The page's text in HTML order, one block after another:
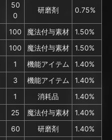
50
0
研磨剤 0.75%
100 魔法付与素材
1.50%
100 魔法付与素材
1.50%
1 機能アイテム
1.40%
3 機能アイテム
1.40%
1 消耗品
1.40%
25 魔法付与素材
1.40%
60 研磨剤 1.40%